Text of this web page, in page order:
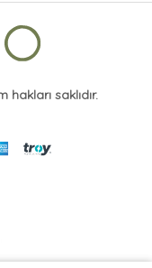
saklıdır.